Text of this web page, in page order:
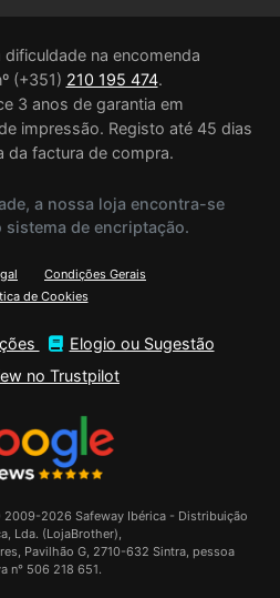
dificuldade na encomenda
(+351) 210 195 474.
3 anos de garantia em
impressão. Registo até 45 dias
da factura de compra.
a nossa loja encontra-se
de encriptação.
Condições Gerais
de Cookies
Elogio ou Sugestão
no Trustpilot
2026 Safeway Ibérica - Distribuição
Lda. (LojaBrother),
Pavilhão G, 2710-632 Sintra, pessoa
n° 506 218 651.